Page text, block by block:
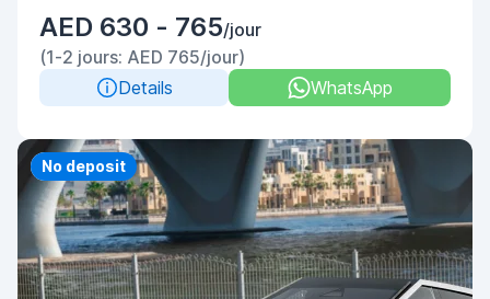
AED 630 - 765/jour
(1-2 jours: AED 765/jour)
Details
WhatsApp
Priority
No deposit